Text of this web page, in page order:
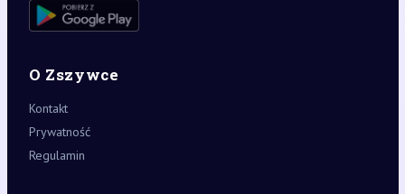
O Zszywce
Kontakt
Prywatność
Regulamin